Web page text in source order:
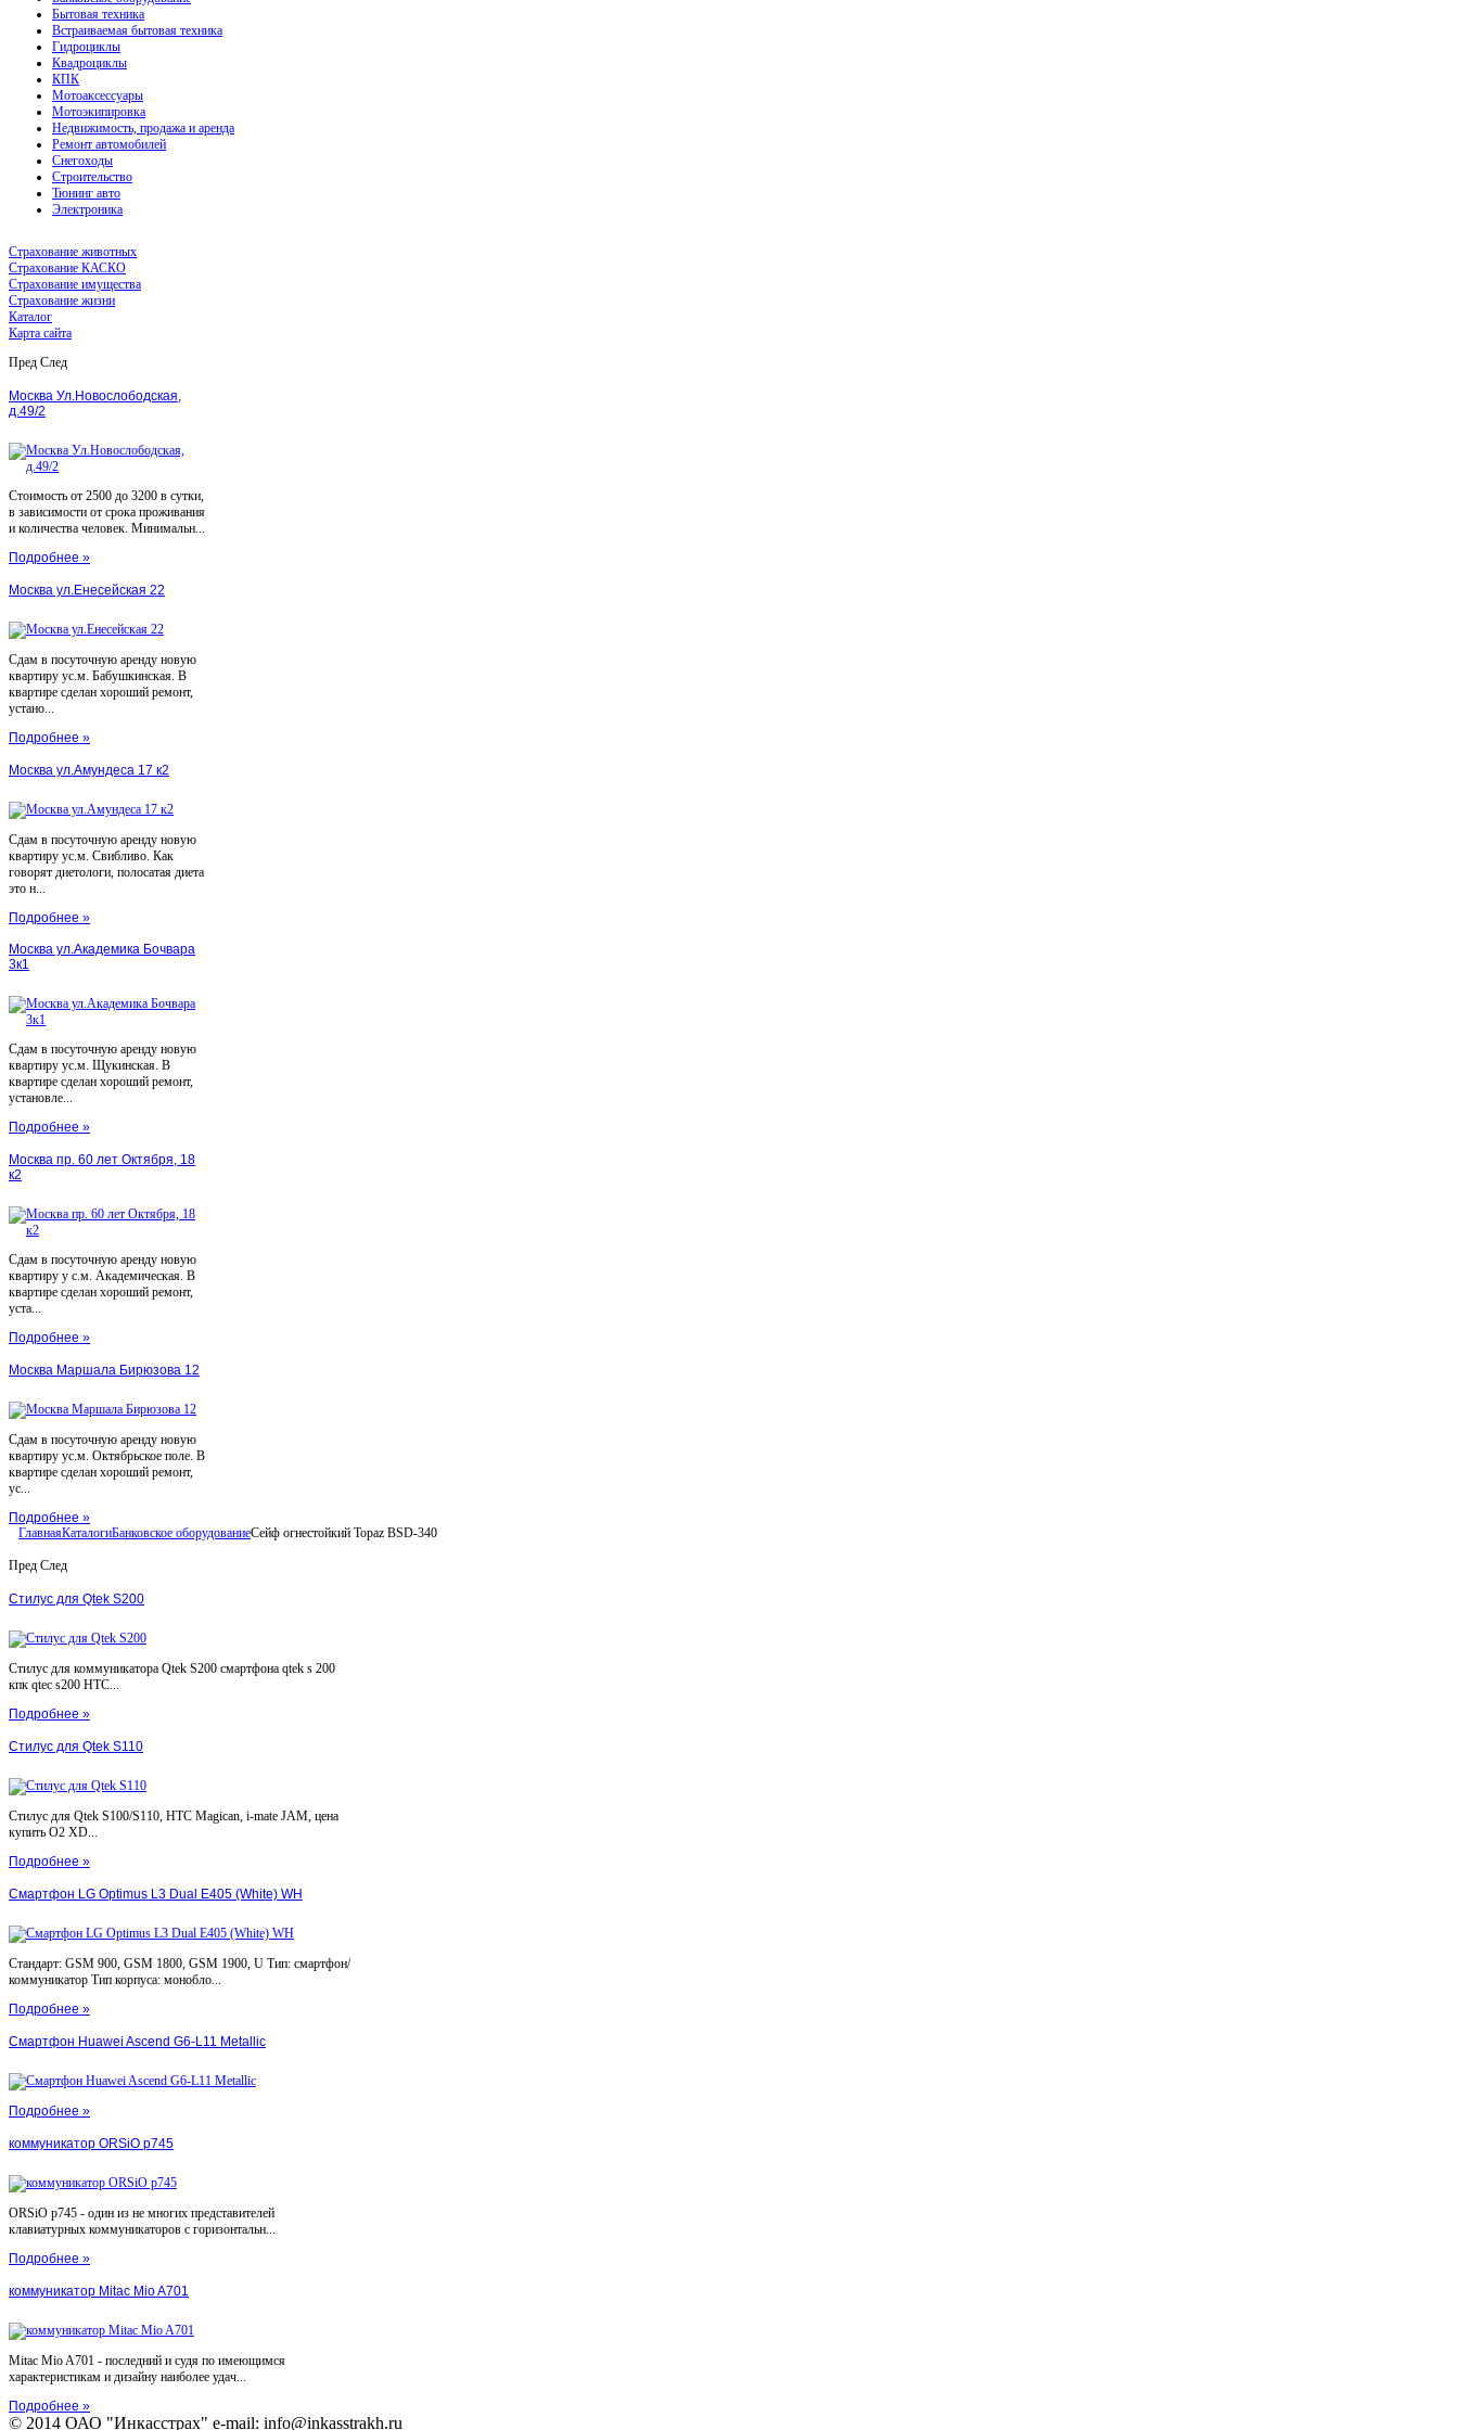
Бытовая техника
Встраиваемая бытовая техника
Гидроциклы
Квадроциклы
КПК
Мотоаксессуары
Мотоэкипировка
Недвижимость, продажа и аренда
Ремонт автомобилей
Снегоходы
Строительство
Тюнинг авто
Электроника
Страхование животных
Страхование КАСКО
Страхование имущества
Страхование жизни
Каталог
Карта сайта
Пред След
Москва Ул.Новослободская,
д.49/2
Стоимость от 2500 до 3200 в сутки,
в зависимости от срока проживания
и количества человек. Минимальн...
Подробнее »
Москва ул.Енесейская 22
Сдам в посуточную аренду новую
квартиру ус.м. Бабушкинская. В
квартире сделан хороший ремонт,
устано...
Подробнее »
Москва ул.Амундеса 17 к2
Сдам в посуточную аренду новую
квартиру ус.м. Свибливо. Как
говорят диетологи, полосатая диета
это н...
Подробнее »
Москва ул.Академика Бочвара
3к1
Сдам в посуточную аренду новую
квартиру ус.м. Щукинская. В
квартире сделан хороший ремонт,
установле...
Подробнее »
Москва пр. 60 лет Октября, 18
к2
Сдам в посуточную аренду новую
квартиру у с.м. Академическая. В
квартире сделан хороший ремонт,
уста...
Подробнее »
Москва Маршала Бирюзова 12
Сдам в посуточную аренду новую
квартиру ус.м. Октябрьское поле. В
квартире сделан хороший ремонт,
ус...
Подробнее »
ГлавнаяКаталогиБанковское оборудованиеСейф огнестойкий Topaz BSD-340
Пред След
Стилус для Qtek S200
Стилус для коммуникатора Qtek S200 смартфона qtek s 200
кпк qtec s200 HTC...
Подробнее »
Стилус для Qtek S110
Стилус для Qtek S100/S110, HTC Magican, i-mate JAM, цена
купить O2 XD...
Подробнее »
Смартфон LG Optimus L3 Dual E405 (White) WH
Стандарт: GSM 900, GSM 1800, GSM 1900, U Тип: смартфон/
коммуникатор Тип корпуса: монобло...
Подробнее »
Смартфон Huawei Ascend G6-L11 Metallic
Подробнее »
коммуникатор ORSiO p745
ORSiO p745 - один из не многих представителей
клавиатурных коммуникаторов с горизонтальн...
Подробнее »
коммуникатор Mitac Mio A701
Mitac Mio A701 - последний и судя по имеющимся
характеристикам и дизайну наиболее удач...
Подробнее »
© 2014 ОАО "Инкасстрах" e-mail: info@inkasstrakh.ru